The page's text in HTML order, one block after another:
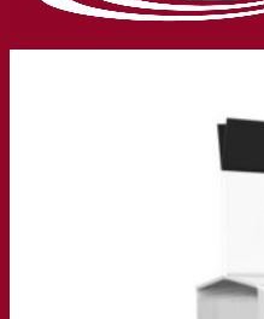
Especialista
O Campus
Uma
Apoiando a
Grupo
Pesquisa e